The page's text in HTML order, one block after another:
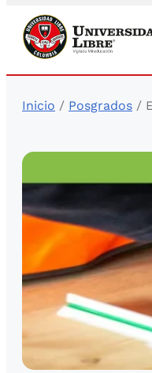
Inicio / Posgrados /